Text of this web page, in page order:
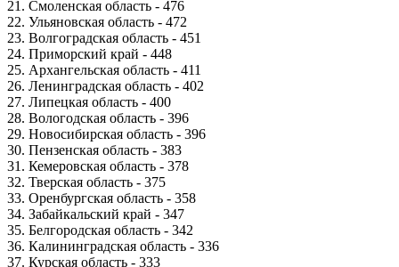
21. Смоленская область - 476
22. Ульяновская область - 472
23. Волгоградская область - 451
24. Приморский край - 448
25. Архангельская область - 411
26. Ленинградская область - 402
27. Липецкая область - 400
28. Вологодская область - 396
29. Новосибирская область - 396
30. Пензенская область - 383
31. Кемеровская область - 378
32. Тверская область - 375
33. Оренбургская область - 358
34. Забайкальский край - 347
35. Белгородская область - 342
36. Калининградская область - 336
37. Курская область - 333